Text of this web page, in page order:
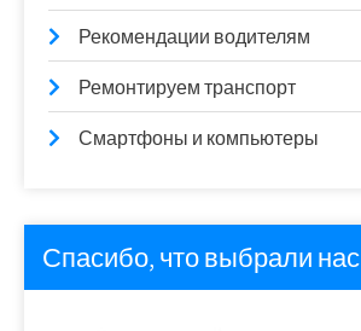
Рекомендации водителям
Ремонтируем транспорт
Смартфоны и компьютеры
Спасибо, что выбрали нас